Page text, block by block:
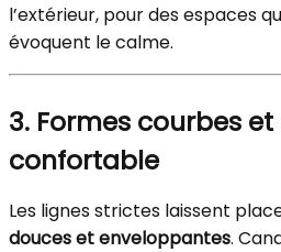
l’extérieur, pour des espaces
évoquent le calme.
3. Formes courbes
confortable
Les lignes strictes laissent
douces et enveloppantes.